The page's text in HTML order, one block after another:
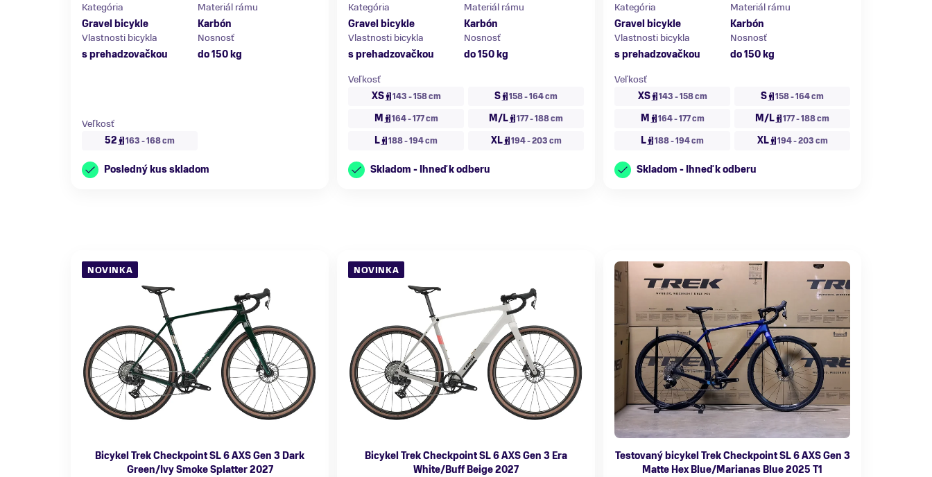
Kategória
Gravel bicykle
Materiál rámu
Karbón
Vlastnosti bicykla
s prehadzovačkou
Nosnosť
do 150 kg
Veľkosť
52
163 - 168 cm
Posledný kus skladom
Kategória
Gravel bicykle
Materiál rámu
Karbón
Vlastnosti bicykla
s prehadzovačkou
Nosnosť
do 150 kg
Veľkosť
XS
143 - 158 cm S 158 - 164 cm
M 164 - 177 cm M/L 177 - 188 cm
L 188 - 194 cm XL 194 - 203 cm
Skladom - Ihneď k odberu
Kategória
Gravel bicykle
Materiál rámu
Karbón
Vlastnosti bicykla
s prehadzovačkou
Nosnosť
do 150 kg
Veľkosť
XS
143 - 158 cm S 158 - 164 cm
M 164 - 177 cm M/L 177 - 188 cm
L 188 - 194 cm XL 194 - 203 cm
Skladom - Ihneď k odberu
NOVINKA
Bicykel Trek Checkpoint SL 6 AXS Gen 3 Dark
Green/Ivy Smoke Splatter 2027
NOVINKA
Bicykel Trek Checkpoint SL 6 AXS Gen 3 Era
White/Buff Beige 2027
Testovaný bicykel Trek Checkpoint SL 6 AXS Gen 3
Matte Hex Blue/Marianas Blue 2025 T1